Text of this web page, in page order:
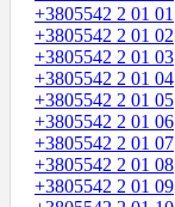
+3805542 2 01 01
+3805542 2 01 02
+3805542 2 01 03
+3805542 2 01 04
+3805542 2 01 05
+3805542 2 01 06
+3805542 2 01 07
+3805542 2 01 08
+3805542 2 01 09